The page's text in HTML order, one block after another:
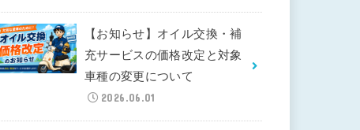
【お知らせ】オイル交換・補
充サービスの価格改定と対象
車種の変更について
2026.06.01